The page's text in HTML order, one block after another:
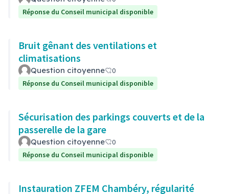
Réponse du Conseil municipal disponible
Bruit gênant des ventilations et
climatisations
Question citoyenne
0
Réponse du Conseil municipal disponible
Sécurisation des parkings couverts et de la
passerelle de la gare
Question citoyenne
0
Réponse du Conseil municipal disponible
Instauration ZFEM Chambéry, régularité